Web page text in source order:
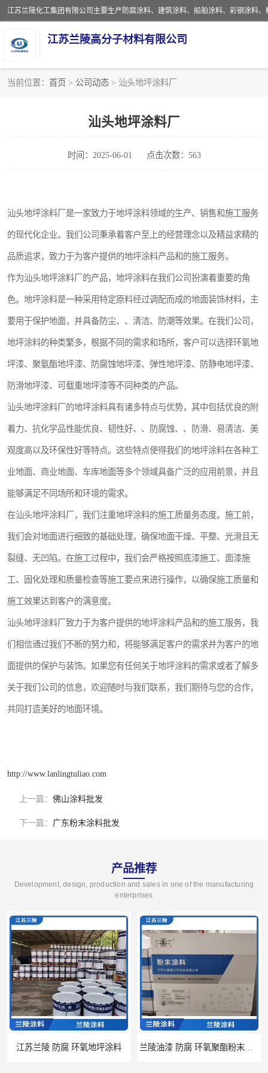
江苏兰陵高分子材料有限公司
当前位置： 首页 > 公司动态 > 汕头地坪涂料厂
汕头地坪涂料厂
时间：2025-06-01 点击次数：563
汕头地坪涂料厂是一家致力于地坪涂料领域的生产、销售和施工服务
的现代化企业。我们公司秉承着客户至上的经营理念以及精益求精的
品质追求，致力于为客户提供的地坪涂料产品和的施工服务。
作为汕头地坪涂料厂的产品，地坪涂料在我们公司扮演着重要的角
色。地坪涂料是一种采用特定原料经过调配而成的地面装饰材料，主
要用于保护地面，并具备防尘、、清洁、防潮等效果。在我们公司，
地坪涂料的种类繁多，根据不同的需求和场所，客户可以选择环氧地
坪漆、聚氨酯地坪漆、防腐蚀地坪漆、弹性地坪漆、防静电地坪漆、
防滑地坪漆、可载重地坪漆等不同种类的产品。
汕头地坪涂料厂的地坪涂料具有诸多特点与优势，其中包括优良的附
着力、抗化学品性能优良、韧性好、、防腐蚀、、防滑、易清洁、美
观度高以及环保性好等特点。这些特点使得我们的地坪涂料在各种工
业地面、商业地面、车库地面等多个领域具备广泛的应用前景，并且
能够满足不同场所和环境的需求。
在汕头地坪涂料厂，我们注重地坪涂料的施工质量务态度。施工前，
我们会对地面进行细致的基础处理，确保地面干燥、平整、光滑且无
裂缝、无凹陷。在施工过程中，我们会严格按照底漆施工、面漆施
工、固化处理和质量检查等施工要点来进行操作，以确保施工质量和
施工效果达到客户的满意度。
汕头地坪涂料厂致力于为客户提供的地坪涂料产品和的施工服务，我
们相信通过我们不断的努力和，将能够满足客户的需求并为客户的地
面提供的保护与装饰。如果您有任何关于地坪涂料的需求或者了解多
关于我们公司的信息，欢迎随时与我们联系，我们期待与您的合作，
共同打造美好的地面环境。
http://www.lanlingtuliao.com
上一篇： 佛山涂料批发
下一篇： 广东粉末涂料批发
产品推荐
Development, design, production and sales in one of the manufacturing
enterprises
江苏兰陵 防腐 环氧地坪涂料
聚脲涂料
建筑涂料